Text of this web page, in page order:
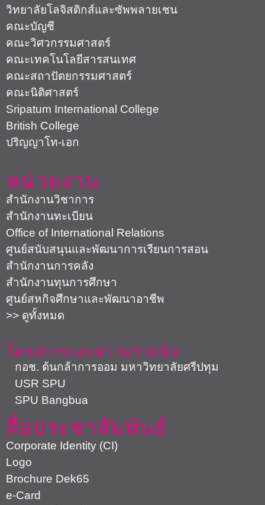
วิทยาลัยโลจิสติกส์และซัพพลายเชน
คณะบัญชี
คณะวิศวกรรมศาสตร์
คณะเทคโนโลยีสารสนเทศ
คณะสถาปัตยกรรมศาสตร์
คณะนิติศาสตร์
Sripatum International College
British College
ปริญญาโท-เอก
หน่วยงาน
สำนักงานวิชาการ
สำนักงานทะเบียน
Office of International Relations
ศูนย์สนับสนุนและพัฒนาการเรียนการสอน
สำนักงานการคลัง
สำนักงานทุนการศึกษา
ศูนย์สหกิจศึกษาและพัฒนาอาชีพ
>> ดูทั้งหมด
โครงการและความร่วมมือ
ช. ต้นกล้าการออม มหาวิทยาลัยศรีปทุม
SPU
Bangbua
สื่อประชาสัมพันธ์
Corporate Identity (CI)
Logo
Brochure Dek65
e-Card